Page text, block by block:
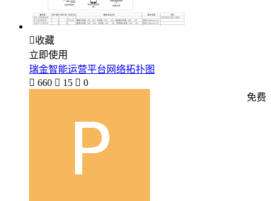
收藏
立即使用
瑞金智能运营平台网络拓扑图
 660  15  0
免费